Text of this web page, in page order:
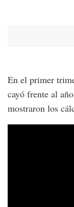
En el primer
cayó frente al
mostraron los